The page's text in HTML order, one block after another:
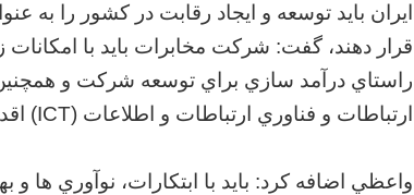
ايران بايد توسعه و ايجاد رقابت در كشور را به
قرار دهند، گفت: شركت مخابرات بايد با امكانات
راستاي درآمد سازي براي توسعه شركت و
ارتباطات و فناوري ارتباطات و اطلاعات (ICT) اقدام كند.
واعظي اضافه كرد: بايد با ابتكارات، نوآوري ها